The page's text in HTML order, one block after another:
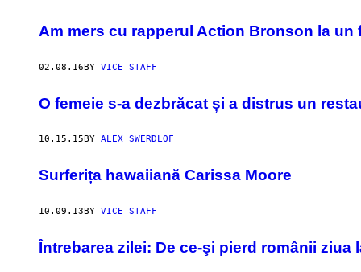
Am mers cu rapperul Action Bronson la un
02.08.16BY VICE STAFF
​O femeie s-a dezbrăcat și a distrus un
10.15.15 BY ALEX SWERDLOF
Surferița hawaiiană Carissa Moore
10.09.13BY VICE STAFF
Întrebarea zilei: De ce-şi pierd românii ziua